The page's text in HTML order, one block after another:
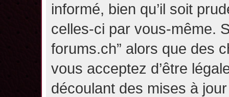
informé, bien qu’il soit
celles-ci par vous-même.
forums.ch” alors que des
vous acceptez d’être
découlant des mises à